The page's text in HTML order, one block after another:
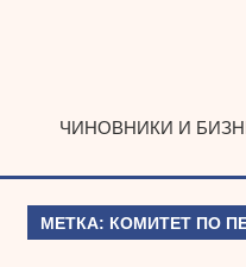
ЧИНОВНИКИ И
МЕТКА: КОМИТЕТ ПО